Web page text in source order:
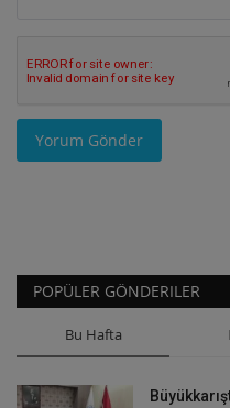
Yorum Gönder
POPÜLER GÖNDERILER
Bu Hafta